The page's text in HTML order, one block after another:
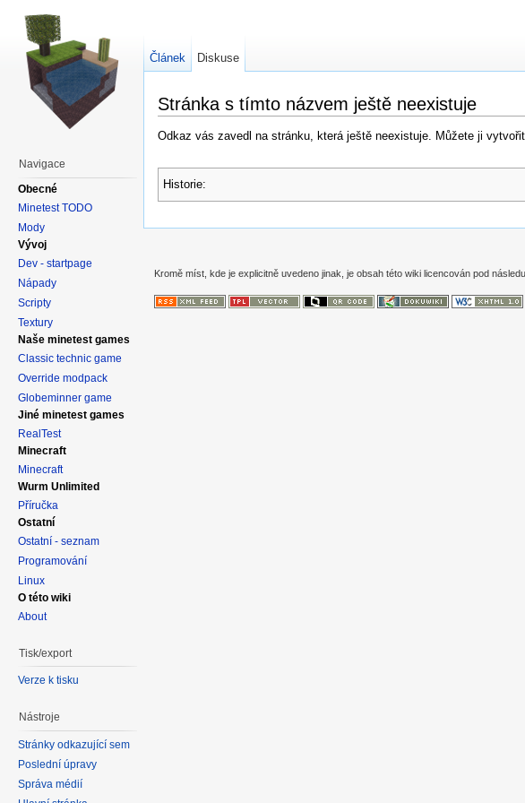
Stránka s tímto názvem ještě neexistuje
Odkaz vás zavedl na stránku, která ještě neexistuje. Můžete ji
Historie:
Článek Diskuse
Navigace
Obecné
Minetest TODO
Mody
Vývoj
Dev - startpage
Nápady
Scripty
Textury
Naše minetest games
Classic technic game
Override modpack
Globeminner game
Jiné minetest games
RealTest
Minecraft
Minecraft
Wurm Unlimited
Příručka
Ostatní
Ostatní - seznam
Programování
Linux
O této wiki
About
Tisk/export
Verze k tisku
Nástroje
Stránky odkazující sem
Poslední úpravy
Správa médií
Kromě míst, kde je explicitně uvedeno jinak, je obsah této wiki licencován pod